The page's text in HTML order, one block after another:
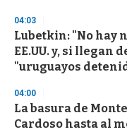
04:03
Lubetkin: "No hay
EE.UU. y, si
"uruguayos
04:00
La basura de
Cardoso hasta al